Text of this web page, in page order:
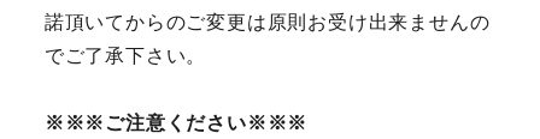
諾頂いてからのご変更は原則お受け出来ませんの
でご了承下さい。
※※※ご注意ください※※※